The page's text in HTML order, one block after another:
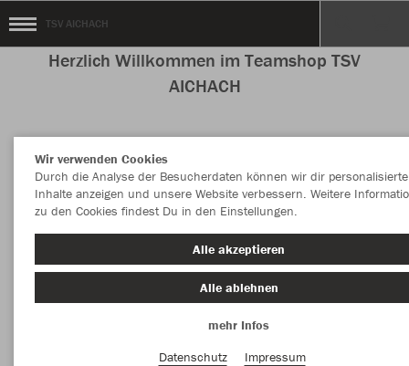
TSV AICHACH
Herzlich Willkommen im Teamshop TSV
AICHACH
Nachhaltig Farbe
Wir verwenden Cookies
Durch die Analyse der Besucherdaten können wir dir personalisierte
Inhalte anzeigen und unsere Website verbessern. Weitere
zu den Cookies findest Du in den Einstellungen.
Alle akzeptieren
Alle ablehnen
mehr Infos
Datenschutz
Impressum